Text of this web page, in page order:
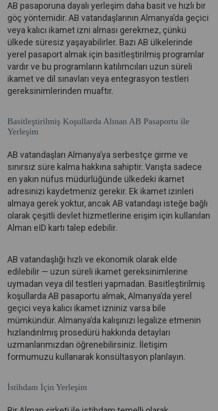
AB pasaporuna dayalı yerleşim daha basit ve hızlı bir
göç yöntemidir. AB vatandaşlarının Almanya’da geçici
veya kalıcı ikamet izni alması gerekmez, çünkü
ülkede süresiz yaşayabilirler. Bazı AB ülkelerinde
yerel pasaport almak için basitleştirilmiş programlar
vardır ve bu programların katılımcıları uzun süreli
ikamet ve dil sınavları veya entegrasyon testleri
gereksinimlerinden muaftır.
Basitleştirilmiş Koşullarda Alınan AB Pasaportu ile
Yerleşim
AB vatandaşları Almanya’ya serbestçe girme ve
sınırsız süre kalma hakkına sahiptir. Varışta sadece
en yakın nüfus müdürlüğünde ülkedeki ikamet
adresinizi kaydetmeniz gerekir. Ek ikamet izinleri
almaya gerek yoktur, ancak AB vatandaşı isteğe bağlı
olarak çeşitli devlet hizmetlerine erişim için kullanılan
Alman eID kartı talep edebilir.
AB vatandaşlığı hızlı ve ekonomik olarak elde
edilebilir — uzun süreli ikamet gereksinimlerine
uymadan veya dil testleri yapmadan. Basitleştirilmiş
koşullarda AB pasaportu almak, Almanya’da yerel
geçici veya kalıcı ikamet izniniz varsa bile
mümkündür. Almanya’da kalışınızı legalize etmenin
hızlandırılmış prosedürü hakkında detayları
uzmanlarımızdan öğrenebilirsiniz. İletişim
formumuzu kullanarak konsültasyon planlayın.
İstihdam İçin Yerleşim